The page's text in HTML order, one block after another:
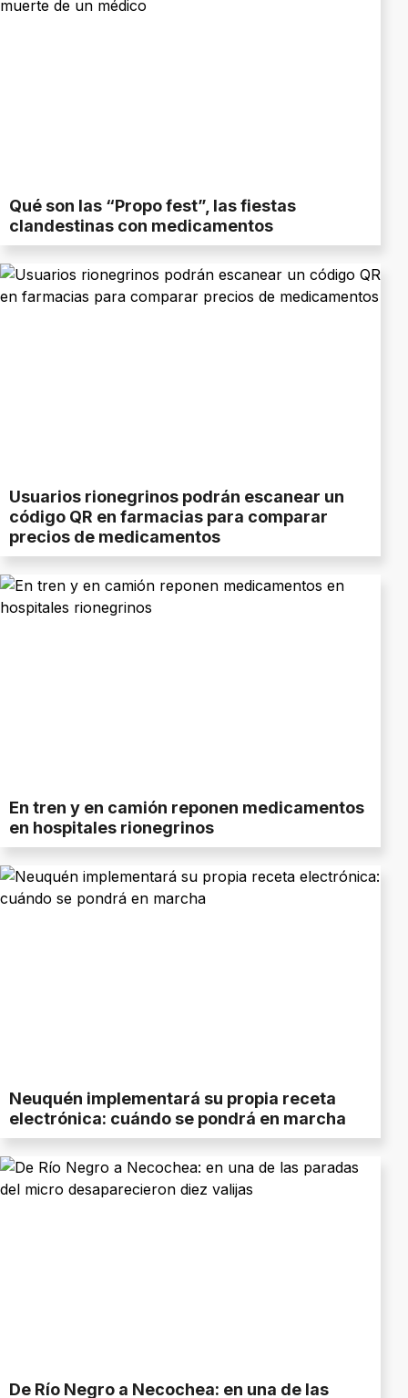
Qué son las “Propo fest”, las fiestas
clandestinas con medicamentos
Usuarios rionegrinos podrán escanear un
código QR en farmacias para comparar
precios de medicamentos
En tren y en camión reponen medicamentos
en hospitales rionegrinos
Neuquén implementará su propia receta
electrónica: cuándo se pondrá en marcha
De Río Negro a Necochea: en una de las